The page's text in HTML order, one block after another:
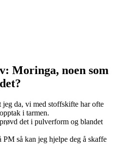
Moringa, noen som
jeg da, vi med stoffskifte har ofte
i tarmen.
det i pulverform og blandet
PM så kan jeg hjelpe deg å skaffe